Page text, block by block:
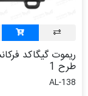
طرح 1
AL-138